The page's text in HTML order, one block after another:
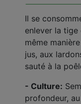
Il se
enlever la tige
même
jus, aux
sauté à la
- Culture:
profondeur,